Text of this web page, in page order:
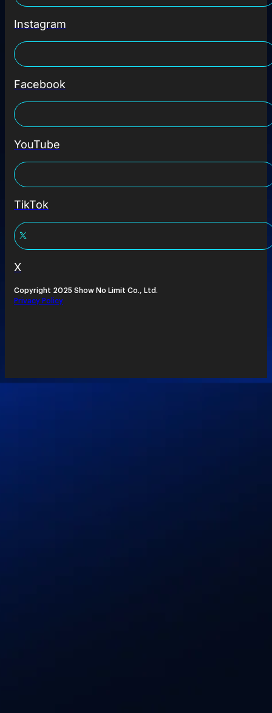
Instagram
Facebook
YouTube
TikTok
X
Copyright 2025 Show No Limit Co., Ltd.
Privacy Policy